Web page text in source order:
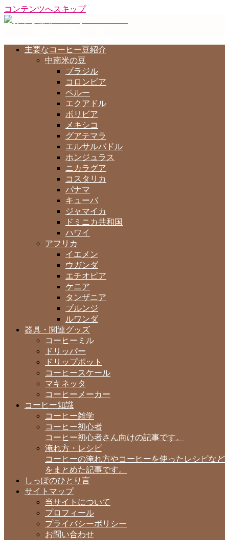
コンテンツへスキップ
主要なコーヒー豆紹介
中南米の豆
ブラジル
コロンビア
ペルー
エクアドル
ボリビア
メキシコ
グアテマラ
エルサルバドル
ホンジュラス
ニカラグア
コスタリカ
パナマ
キューバ
ジャマイカ
ドミニカ共和国
ハワイ
アフリカ
イエメン
ウガンダ
エチオピア
ケニア
タンザニア
ブルンジ
ルワンダ
器具・関連グッズ
コーヒーミル
ドリッパー
ドリップポット
コーヒースケール
マキネッタ
コーヒーメーカー
コーヒー知識
コーヒー雑学
コーヒー初心者
コーヒー初心者さん向けの記事です。
淹れ方・レシピ
コーヒーの淹れ方やコーヒーを使ったレシピなど
をまとめた記事です。
しっぽのひとり言
サイトマップ
当サイトについて
プロフィール
プライバシーポリシー
お問い合わせ